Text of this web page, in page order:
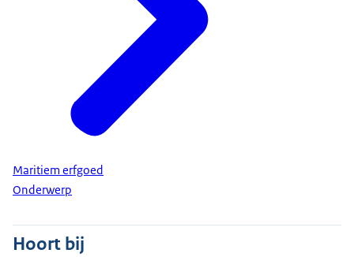
Maritiem erfgoed
Onderwerp
Hoort bij